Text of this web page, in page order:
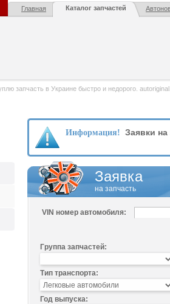
Главная Каталог запчастей
запчасть в Украине быстро и недорого.
Информация! Заявки на
Заявка
на запчасть
VIN номер автомобиля:
Группа запчастей:
Тип транспорта:
Год выпуска: